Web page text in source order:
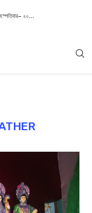
২০...